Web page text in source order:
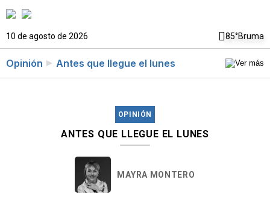
10 de agosto de 2026 85°Bruma
Opinión Antes que llegue el lunes
OPINIÓN
ANTES QUE LLEGUE EL LUNES
MAYRA MONTERO